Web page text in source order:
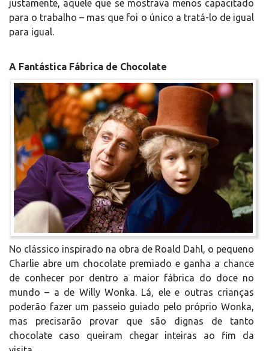
justamente, aquele que se mostrava menos capacitado
para o trabalho – mas que foi o único a tratá-lo de igual
para igual.
A Fantástica Fábrica de Chocolate
No clássico inspirado na obra de Roald Dahl, o pequeno
Charlie abre um chocolate premiado e ganha a chance
de conhecer por dentro a maior fábrica do doce no
mundo – a de Willy Wonka. Lá, ele e outras crianças
poderão fazer um passeio guiado pelo próprio Wonka,
mas precisarão provar que são dignas de tanto
chocolate caso queiram chegar inteiras ao fim da